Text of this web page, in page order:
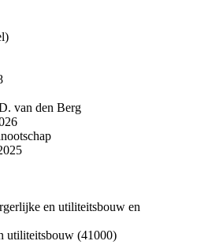
van den Berg
en utiliteitsbouw en
utiliteitsbouw (41000)